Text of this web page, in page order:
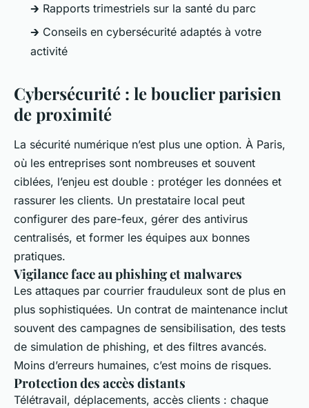
🡲 Rapports trimestriels sur la santé du parc
🡲 Conseils en cybersécurité adaptés à votre
activité
Cybersécurité : le bouclier parisien
de proximité
La sécurité numérique n’est plus une option. À Paris,
où les entreprises sont nombreuses et souvent
ciblées, l’enjeu est double : protéger les données et
rassurer les clients. Un prestataire local peut
configurer des pare-feux, gérer des antivirus
centralisés, et former les équipes aux bonnes
pratiques.
Vigilance face au phishing et malwares
Les attaques par courrier frauduleux sont de plus en
plus sophistiquées. Un contrat de maintenance inclut
souvent des campagnes de sensibilisation, des tests
de simulation de phishing, et des filtres avancés.
Moins d’erreurs humaines, c’est moins de risques.
Protection des accès distants
Télétravail, déplacements, accès clients : chaque